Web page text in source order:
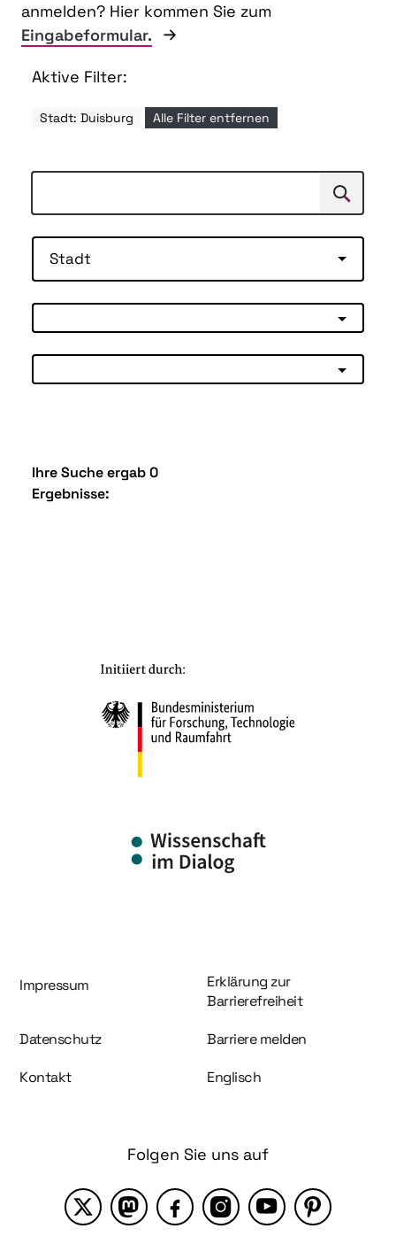
anmelden? Hier kommen Sie zum
Eingabeformular.
Aktive Filter:
Stadt: Duisburg Alle Filter entfernen
Suchen
Stadt
Ihre Suche ergab 0
Ergebnisse:
Information und Service
Impressum
Erklärung zur
Barrierefreiheit
Datenschutz Barriere melden
Kontakt Englisch
Folgen Sie uns auf